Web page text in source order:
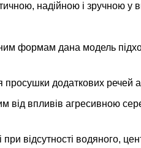
надійною і зручною у
формам дана модель
додаткових речей
впливів агресивною
відсутності водяного,